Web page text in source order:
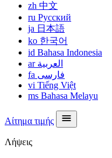
zh 中文
ru Русский
ja 日本語
ko 한국어
id Bahasa Indonesia
ar العربية
fa فارسی
vi Tiếng Việt
ms Bahasa Melayu
Αίτημα τιμής
Λήψεις